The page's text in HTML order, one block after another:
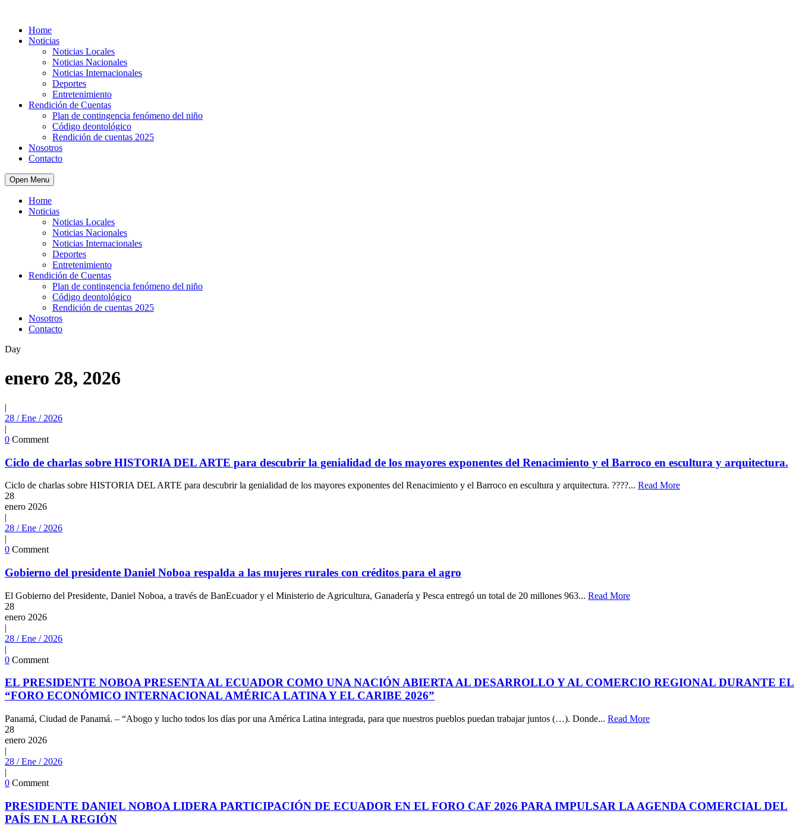
Home
Noticias
Noticias Locales
Noticias Nacionales
Noticias Internacionales
Deportes
Entretenimiento
Rendición de Cuentas
Plan de contingencia fenómeno del niño
Código deontológico
Rendición de cuentas 2025
Nosotros
Contacto
Open Menu
Home
Noticias
Noticias Locales
Noticias Nacionales
Noticias Internacionales
Deportes
Entretenimiento
Rendición de Cuentas
Plan de contingencia fenómeno del niño
Código deontológico
Rendición de cuentas 2025
Nosotros
Contacto
Day
enero 28, 2026
|
28 / Ene / 2026
|
0 Comment
Ciclo de charlas sobre HISTORIA DEL ARTE para descubrir la genialidad de los mayores exponentes del Renacimiento y el Barroco en escultura y arquitectura.
Ciclo de charlas sobre HISTORIA DEL ARTE para descubrir la genialidad de los mayores exponentes del Renacimiento y el Barroco en escultura y arquitectura. ????... Read More
28
enero 2026
|
28 / Ene / 2026
|
0 Comment
Gobierno del presidente Daniel Noboa respalda a las mujeres rurales con créditos para el agro
El Gobierno del Presidente, Daniel Noboa, a través de BanEcuador y el Ministerio de Agricultura, Ganadería y Pesca entregó un total de 20 millones 963... Read More
28
enero 2026
|
28 / Ene / 2026
|
0 Comment
EL PRESIDENTE NOBOA PRESENTA AL ECUADOR COMO UNA NACIÓN ABIERTA AL DESARROLLO Y AL COMERCIO REGIONAL DURANTE EL
“FORO ECONÓMICO INTERNACIONAL AMÉRICA LATINA Y EL CARIBE 2026”
Panamá, Ciudad de Panamá. – “Abogo y lucho todos los días por una América Latina integrada, para que nuestros pueblos puedan trabajar juntos (…). Donde... Read More
28
enero 2026
|
28 / Ene / 2026
|
0 Comment
PRESIDENTE DANIEL NOBOA LIDERA PARTICIPACIÓN DE ECUADOR EN EL FORO CAF 2026 PARA IMPULSAR LA AGENDA COMERCIAL DEL
PAÍS EN LA REGIÓN